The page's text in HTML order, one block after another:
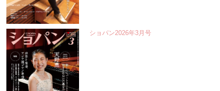
ショパン2026年3月号